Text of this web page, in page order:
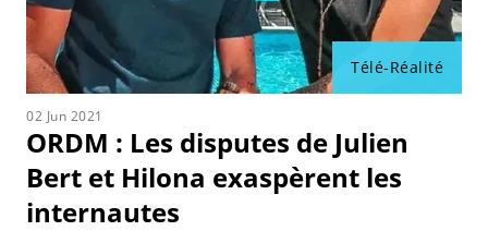
Télé-Réalité
02 Jun 2021
ORDM : Les disputes de Julien
Bert et Hilona exaspèrent les
internautes